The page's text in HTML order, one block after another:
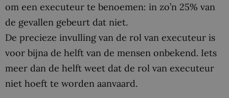
om een executeur te benoemen: in zo’n 25% van
de gevallen gebeurt dat niet.
De precieze invulling van de rol van executeur is
voor bijna de helft van de mensen onbekend. Iets
meer dan de helft weet dat de rol van executeur
niet hoeft te worden aanvaard.